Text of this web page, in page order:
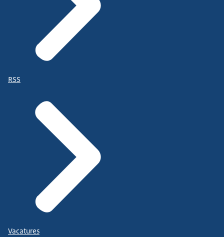
RSS
Vacatures